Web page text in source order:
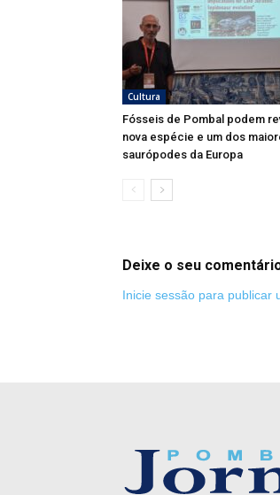
Cultura
Fósseis de Pombal podem
nova espécie e um dos
saurópodes da Europa
Deixe o seu
Inicie sessão para publicar